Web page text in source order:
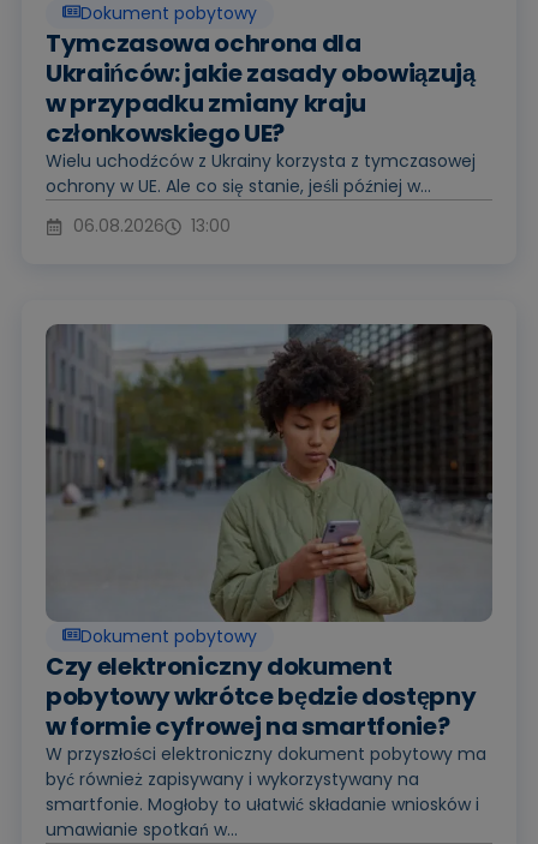
Dokument pobytowy
Tymczasowa ochrona dla
Ukraińców: jakie zasady obowiązują
w przypadku zmiany kraju
członkowskiego UE?
Wielu uchodźców z Ukrainy korzysta z tymczasowej
ochrony w UE. Ale co się stanie, jeśli później w...
06.08.2026
13:00
Dokument pobytowy
Czy elektroniczny dokument
pobytowy wkrótce będzie dostępny
w formie cyfrowej na smartfonie?
W przyszłości elektroniczny dokument pobytowy ma
być również zapisywany i wykorzystywany na
smartfonie. Mogłoby to ułatwić składanie wniosków i
umawianie spotkań w...